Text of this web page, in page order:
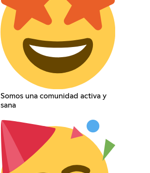
Somos una comunidad activa y
sana